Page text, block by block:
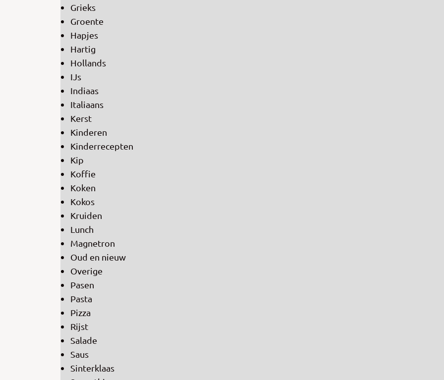
Grieks
Groente
Hapjes
Hartig
Hollands
IJs
Indiaas
Italiaans
Kerst
Kinderen
Kinderrecepten
Kip
Koffie
Koken
Kokos
Kruiden
Lunch
Magnetron
Oud en nieuw
Overige
Pasen
Pasta
Pizza
Rijst
Salade
Saus
Sinterklaas